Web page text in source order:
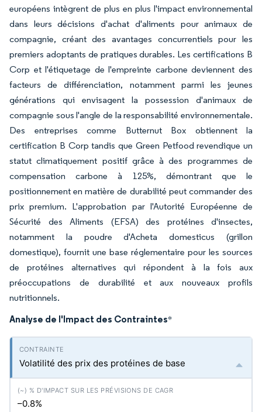
européens intègrent de plus en plus l'impact environnemental
dans leurs décisions d'achat d'aliments pour animaux de
compagnie, créant des avantages concurrentiels pour les
premiers adoptants de pratiques durables. Les certifications B
Corp et l'étiquetage de l'empreinte carbone deviennent des
facteurs de différenciation, notamment parmi les jeunes
générations qui envisagent la possession d'animaux de
compagnie sous l'angle de la responsabilité environnementale.
Des entreprises comme Butternut Box obtiennent la
certification B Corp tandis que Green Petfood revendique un
statut climatiquement positif grâce à des programmes de
compensation carbone à 125%, démontrant que le
positionnement en matière de durabilité peut commander des
prix premium. L'approbation par l'Autorité Européenne de
Sécurité des Aliments (EFSA) des protéines d'insectes,
notamment la poudre d'Acheta domesticus (grillon
domestique), fournit une base réglementaire pour les sources
de protéines alternatives qui répondent à la fois aux
préoccupations de durabilité et aux nouveaux profils
nutritionnels.
Analyse de l'Impact des Contraintes*
Volatilité des prix des protéines de base
–0.8%